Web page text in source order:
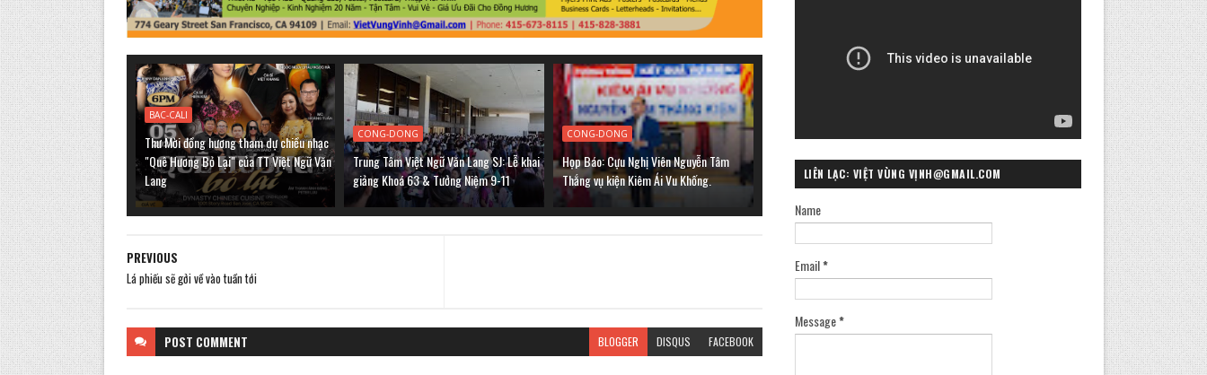
BAC-CALI
Thư Mời đồng hương tham dự chiều nhạc
"Quê Hương Bỏ Lại" của TT Việt Ngữ Văn
Lang
CONG-DONG
Trung Tâm Việt Ngữ Văn Lang SJ: Lễ khai
giảng Khoá 63 & Tưởng Niệm 9-11
CONG-DONG
Họp Báo: Cựu Nghị Viên Nguyễn Tâm
Thắng vụ kiện Kiêm Ái Vu Khống.
PREVIOUS
Lá phiếu sẽ gởi về vào tuần tới
POST COMMENT BLOGGER DISQUS FACEBOOK
LIÊN LẠC: VIỆT VÙNG VỊNH@GMAIL.COM
Name
Email*
Message*